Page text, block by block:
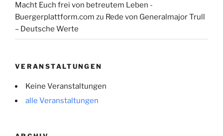
Macht Euch frei von betreutem Leben -
Buergerplattform.com zu Rede von Generalmajor Trull
– Deutsche Werte
VERANSTALTUNGEN
Keine Veranstaltungen
alle Veranstaltungen